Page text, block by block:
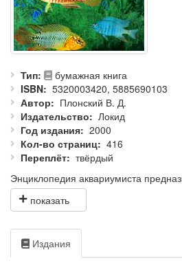
Тип
бумажная книга
ISBN
5320003420, 5885690103
Автор
Плонский В. Д.
Издательство
Локид
Год издания
2000
Кол-во страниц
416
Переплёт
твёрдый
Энциклопедия аквариумиста
посвящающим свой досуг занятию
свои силы в разведении рыб. В ней с
оборудование аквариумов.
разведения рыб (около 400 видов),
(около 200 видов), рассмотрены
Издания